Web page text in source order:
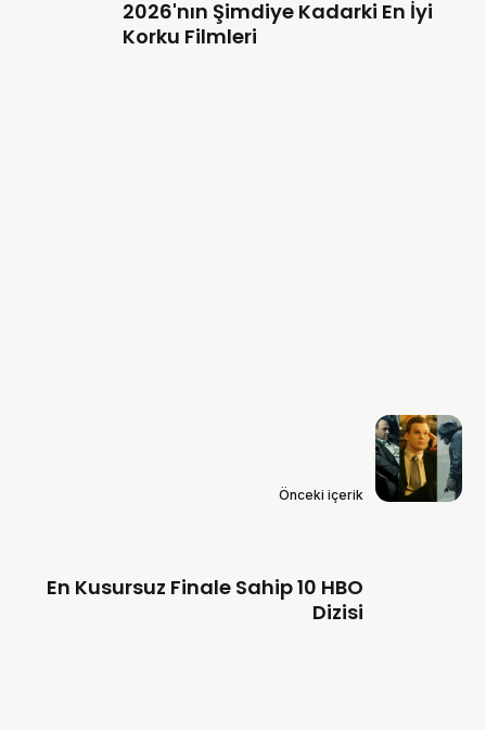
2026'nın Şimdiye Kadarki En İyi
Korku Filmleri
Önceki içerik
En Kusursuz Finale Sahip 10 HBO
Dizisi